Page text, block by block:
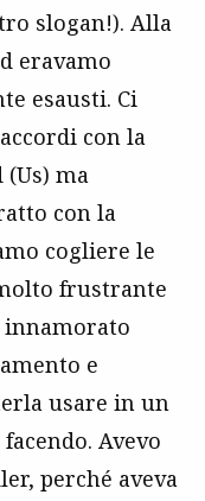
slogan!). Alla
eravamo
esausti. Ci
con la
(Us) ma
con la
cogliere le
frustrante
innamorato
e
usare in un
Avevo
perché aveva